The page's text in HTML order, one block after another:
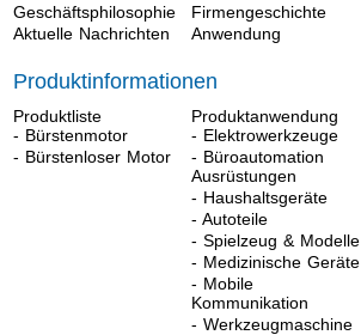
Geschäftsphilosophie
Firmengeschichte
Aktuelle Nachrichten
Anwendung
Produktinformationen
Produktliste
- Bürstenmotor
- Bürstenloser Motor
Produktanwendung
- Elektrowerkzeuge
- Büroautomation
Ausrüstungen
- Haushaltsgeräte
- Autoteile
- Spielzeug & Modelle
- Medizinische Geräte
- Mobile
Kommunikation
- Werkzeugmaschine